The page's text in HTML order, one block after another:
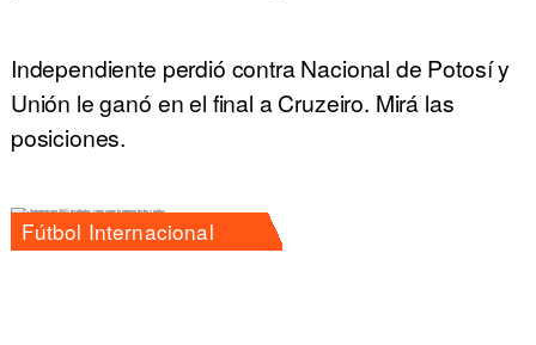
Independiente perdió contra Nacional de Potosí y
Unión le ganó en el final a Cruzeiro. Mirá las
posiciones.
Fútbol Internacional